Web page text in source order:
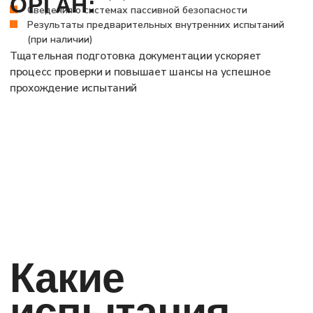
Результаты испытаний оформляются в протоколе,
на основании которого выносится решение о
безопасности
показатели манекена
Документ служит основанием для официального
утверждения типа и допуска транспортного
средства к продаже на рынках стран-участниц
Соглашения 1958 года.